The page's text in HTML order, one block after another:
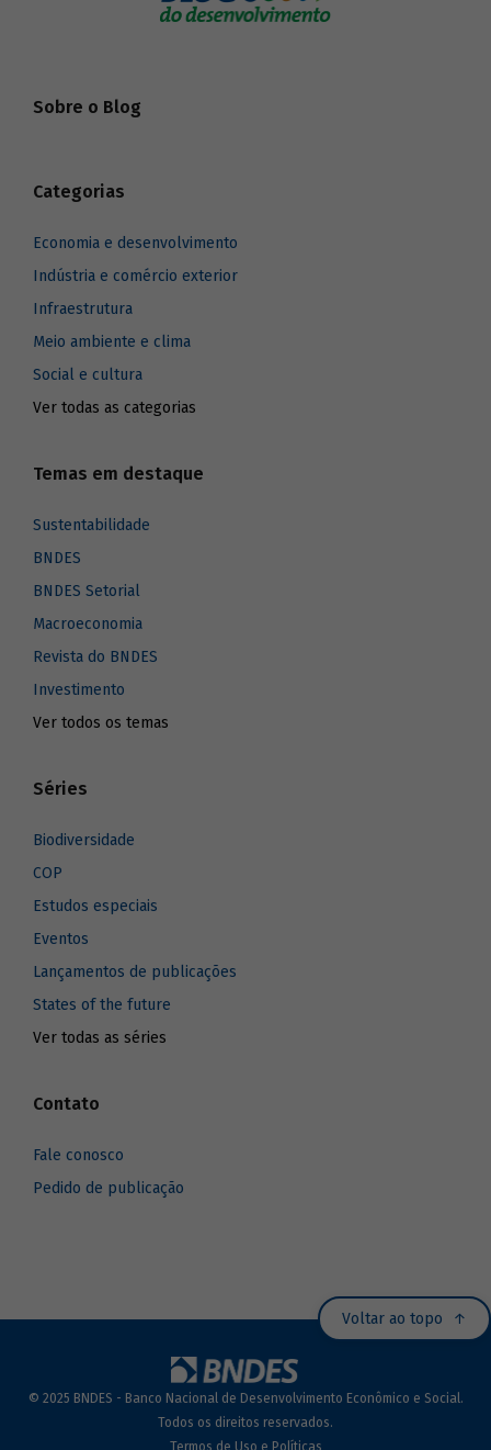
Sobre o Blog
Categorias
Economia e desenvolvimento
Indústria e comércio exterior
Infraestrutura
Meio ambiente e clima
Social e cultura
Ver todas as categorias
Temas em destaque
Sustentabilidade
BNDES
BNDES Setorial
Macroeconomia
Revista do BNDES
Investimento
Ver todos os temas
Séries
Biodiversidade
COP
Estudos especiais
Eventos
Lançamentos de publicações
States of the future
Ver todas as séries
Contato
Fale conosco
Pedido de publicação
Voltar ao topo
© 2025 BNDES - Banco Nacional de Desenvolvimento Econômico e Social.
Todos os direitos reservados.
Termos de Uso e Políticas